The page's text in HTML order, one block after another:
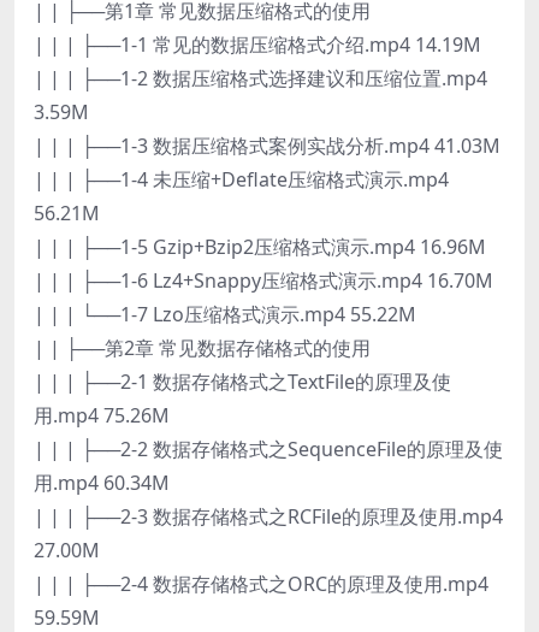
| | ├──第1章 常见数据压缩格式的使用
| | | ├──1-1 常见的数据压缩格式介绍.mp4 14.19M
| | | ├──1-2 数据压缩格式选择建议和压缩位置.mp4
3.59M
| | | ├──1-3 数据压缩格式案例实战分析.mp4 41.03M
| | | ├──1-4 未压缩+Deflate压缩格式演示.mp4
56.21M
| | | ├──1-5 Gzip+Bzip2压缩格式演示.mp4 16.96M
| | | ├──1-6 Lz4+Snappy压缩格式演示.mp4 16.70M
| | | └──1-7 Lzo压缩格式演示.mp4 55.22M
| | ├──第2章 常见数据存储格式的使用
| | | ├──2-1 数据存储格式之TextFile的原理及使
用.mp4 75.26M
| | | ├──2-2 数据存储格式之SequenceFile的原理及使
用.mp4 60.34M
| | | ├──2-3 数据存储格式之RCFile的原理及使用.mp4
27.00M
| | | ├──2-4 数据存储格式之ORC的原理及使用.mp4
59.59M